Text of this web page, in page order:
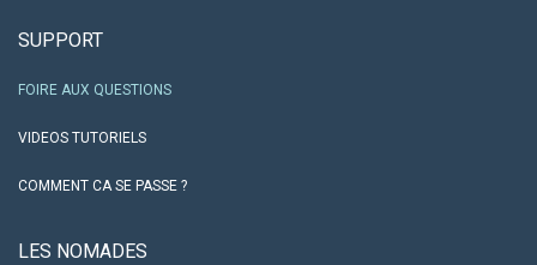
SUPPORT
FOIRE AUX QUESTIONS
VIDEOS TUTORIELS
COMMENT CA SE PASSE ?
LES NO​MADES